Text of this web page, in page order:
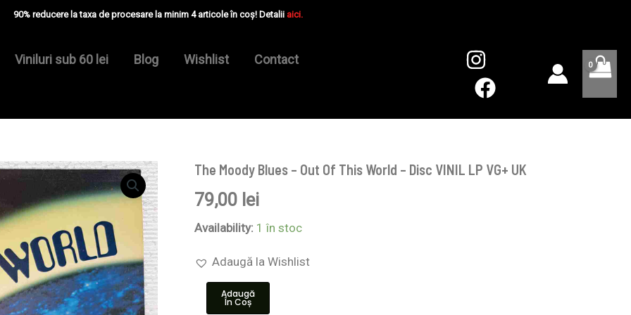
90% reducere la taxa de procesare la minim 4 articole în coș! Detalii aici.
Viniluri sub 60 lei Blog Wishlist Contact
The Moody Blues – Out Of This World – Disc VINIL LP VG+ UK
79,00 lei
Availability: 1 în stoc
Adaugă la Wishlist
Cantitate
Moody
Blues
–
This
World
Adaugă
În Coș
World
Disc
VINIL